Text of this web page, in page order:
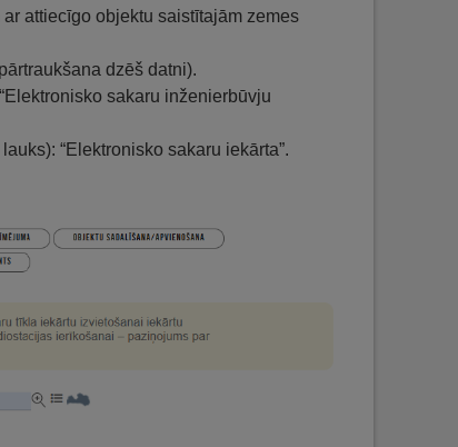
attiecīgo objektu saistītajām zemes
dzēš datni).
sakaru inženierbūvju
“Elektronisko sakaru iekārta”.